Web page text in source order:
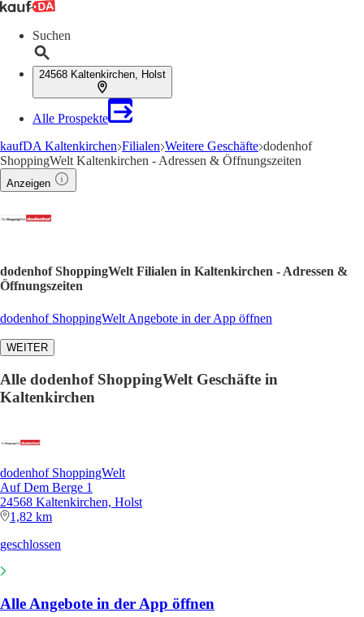
Suchen
24568 Kaltenkirchen, Holst
Alle Prospekte
kaufDA Kaltenkirchen Filialen Weitere Geschäfte dodenhof
ShoppingWelt Kaltenkirchen - Adressen & Öffnungszeiten
Anzeigen
dodenhof ShoppingWelt Filialen in Kaltenkirchen - Adressen &
Öffnungszeiten
dodenhof ShoppingWelt Angebote in der App öffnen
WEITER
Alle dodenhof ShoppingWelt Geschäfte in
Kaltenkirchen
dodenhof ShoppingWelt
Auf Dem Berge 1
24568 Kaltenkirchen, Holst
1,82 km
geschlossen
Alle Angebote in der App öffnen